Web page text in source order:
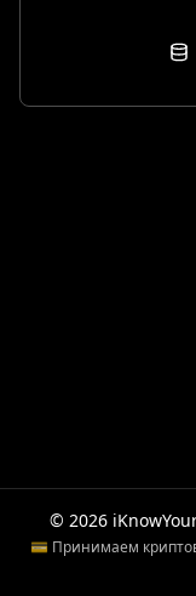
© 2026
💳 Принимаем